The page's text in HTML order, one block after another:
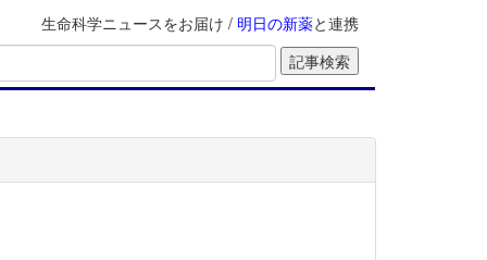
生命科学ニュースをお届け / 明日の新薬と連携